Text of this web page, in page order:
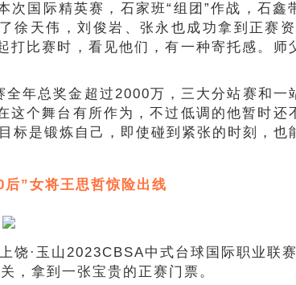
次国际精英赛，石家班“组团”作战，石鑫
徐天伟，刘俊岩、张永也成功拿到正赛
打比赛时，看见他们，有一种寄托感。师
年总奖金超过2000万，三大分站赛和一
这个舞台有所作为，不过低调的他暂时还
标是锻炼自己，即使碰到紧张的时刻，也
后”女将王思哲惊险出线
饶·玉山2023CBSA中式台球国际职业联
，拿到一张宝贵的正赛门票。